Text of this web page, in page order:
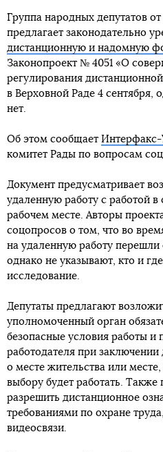
Группа народных депутатов
предлагает законодательно
дистанционную и надомную
Законопроект № 4051 «О
регулирования
в Верховной Раде 4 сентября,
нет.
Об этом сообщает Интерфакс-
комитет Рады по вопросам
Документ предусматривает
удаленную работу с работой
рабочем месте. Авторы
соцопросов о том, что во
на удаленную работу перешли
однако не указывают, кто и
исследование.
Депутаты предлагают
уполномоченный орган
безопасные условия работы и
работодателя при
о месте жительства или
выбору будет работать. Также
разрешить дистанционное
требованиями по охране
видеосвязи.